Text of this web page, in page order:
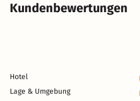
Kundenbewertungen
Hotel
Lage & Umgebung